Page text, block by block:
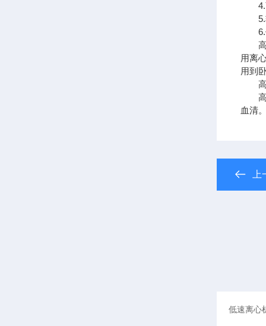
4.离
5.转
6.使
高速
用离
用到
高速
高速
血清